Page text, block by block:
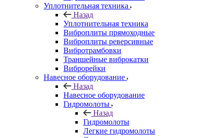
Уплотнительная техника
Назад
Уплотнительная техника
Виброплиты прямоходные
Виброплиты реверсивные
Вибротрамбовки
Траншейные виброкатки
Виброрейки
Навесное оборудование
Назад
Навесное оборудование
Гидромолоты
Назад
Гидромолоты
Легкие гидромолоты